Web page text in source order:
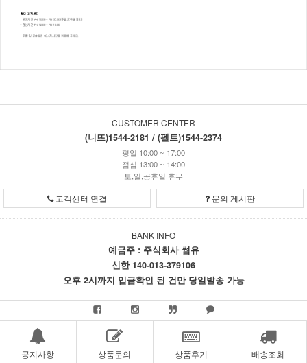
CUSTOMER CENTER
(니뜨)1544-2181 / (펠트)1544-2374
평일 10:00 ~ 17:00
점심 13:00 ~ 14:00
토,일,공휴일 휴무
고객센터 연결 문의 게시판
BANK INFO
예금주 : 주식회사 썸유
신한 140-013-379106
오후 2시까지 입금확인 된 건만 당일발송 가능
공지사항 상품문의 상품후기 배송조회